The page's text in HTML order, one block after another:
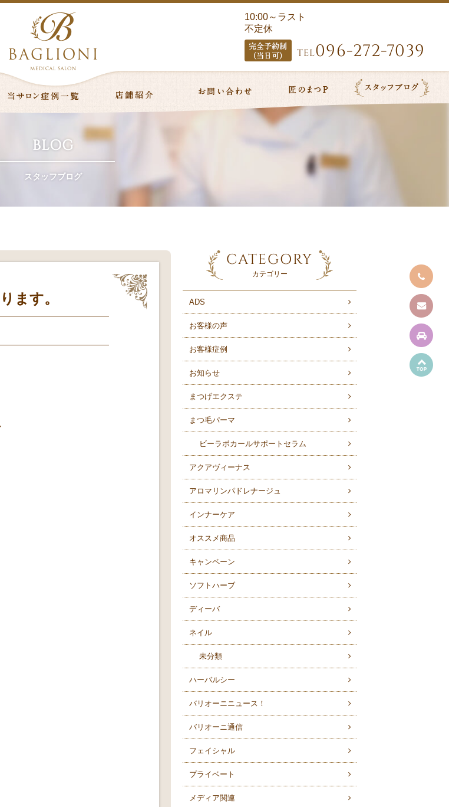
10:00～ラスト
不定休
TEL096-272-7039
BLOG
スタッフブログ
ます。
CATEGORY
カテゴリー
ADS
お客様の声
お客様症例
お知らせ
まつげエクステ
まつ毛パーマ
ビーラボカールサポートセラム
アクアヴィーナス
アロマリンパドレナージュ
インナーケア
オススメ商品
キャンペーン
ソフトハーブ
ディーバ
ネイル
未分類
ハーバルシー
バリオーニニュース！
バリオーニ通信
フェイシャル
プライベート
メディア関連